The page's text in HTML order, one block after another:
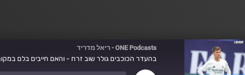
ONE Podcasts - ריאל מדריד
בהעדר הכוכבים גולר שוב זרח - והאם חייבים בלם